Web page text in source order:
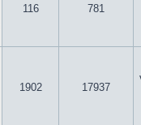
116 781
1902 17937